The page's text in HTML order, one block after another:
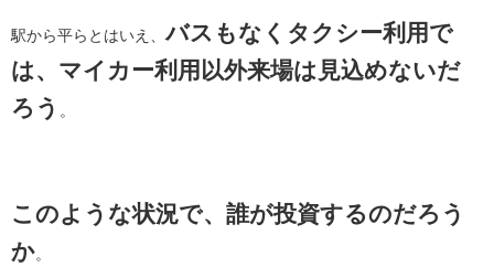
駅から平らとはいえ、バスもなくタクシー利用で
は、マイカー利用以外来場は見込めないだ
ろう 。
このような状況で、誰が投資するのだろう
か。